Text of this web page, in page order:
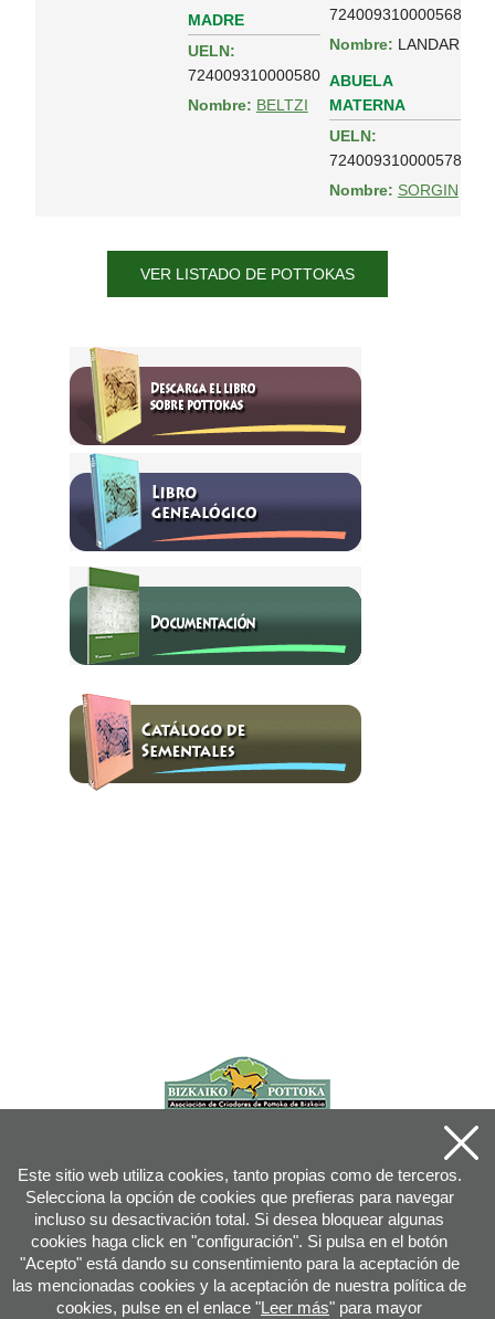
MADRE
UELN:
724009310000580
Nombre: BELTZI
724009310000568
Nombre: LANDAR
ABUELA
MATERNA
UELN:
724009310000578
Nombre: SORGIN
VER LISTADO DE POTTOKAS
Este sitio web utiliza cookies, tanto propias como de terceros.
Selecciona la opción de cookies que prefieras para navegar
incluso su desactivación total. Si desea bloquear algunas
cookies haga click en "configuración". Si pulsa en el botón
"Acepto" está dando su consentimiento para la aceptación de
las mencionadas cookies y la aceptación de nuestra política de
cookies, pulse en el enlace "Leer más" para mayor